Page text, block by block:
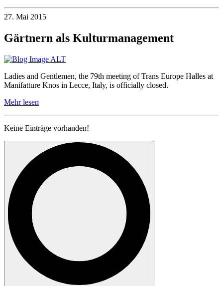
27. Mai 2015
Gärtnern als Kulturmanagement
Ladies and Gentlemen, the 79th meeting of Trans Europe Halles at
Manifatture Knos in Lecce, Italy, is officially closed.
Mehr lesen
Keine Einträge vorhanden!